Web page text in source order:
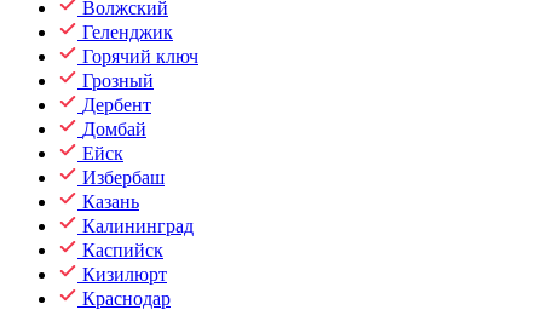
Волжский
Геленджик
Горячий ключ
Грозный
Дербент
Домбай
Ейск
Избербаш
Казань
Калининград
Каспийск
Кизилюрт
Краснодар